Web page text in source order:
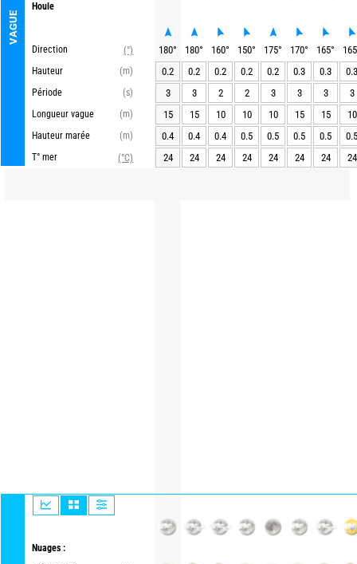
VAGUE
Houle
Direction
(°)
Hauteur
(m)
Période
(s)
Longueur vague
(m)
Hauteur marée
(m)
T° mer
(°C)
Nuages :
180° 180° 160° 150° 175° 170° 165°
165
0.2
0.2 0.2 0.2 0.2 0.3 0.3
0.3
3
3 2 2 3 3 3
3
15
15 10 10 10 15 15
10
0.4
0.4 0.4 0.5 0.5 0.5 0.5
0.5
24
24 24 24 24 24 24 24